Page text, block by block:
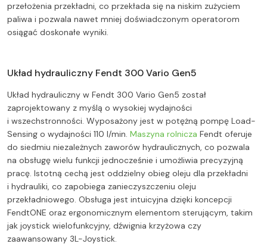
przełożenia przekładni, co przekłada się na niskim zużyciem
paliwa i pozwala nawet mniej doświadczonym operatorom
osiągać doskonałe wyniki.
Układ hydrauliczny Fendt 300 Vario Gen5
Układ hydrauliczny w Fendt 300 Vario Gen5 został
zaprojektowany z myślą o wysokiej wydajności
i wszechstronności. Wyposażony jest w potężną pompę Load-
Sensing o wydajności 110 l/min. Maszyna rolnicza Fendt oferuje
do siedmiu niezależnych zaworów hydraulicznych, co pozwala
na obsługę wielu funkcji jednocześnie i umożliwia precyzyjną
pracę. Istotną cechą jest oddzielny obieg oleju dla przekładni
i hydrauliki, co zapobiega zanieczyszczeniu oleju
przekładniowego. Obsługa jest intuicyjna dzięki koncepcji
FendtONE oraz ergonomicznym elementom sterującym, takim
jak joystick wielofunkcyjny, dźwignia krzyżowa czy
zaawansowany 3L-Joystick.